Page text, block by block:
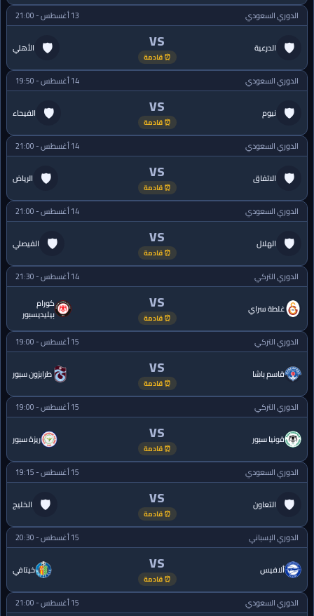
الدوري السعودي 13 أغسطس - 21:00
🛡 الدرعية VS
⏰ قادمة
الأهلي 🛡
الدوري السعودي 14 أغسطس - 19:50
🛡 نيوم VS
⏰ قادمة
الفيحاء 🛡
الدوري السعودي 14 أغسطس - 21:00
🛡 الاتفاق VS
⏰ قادمة
الرياض 🛡
الدوري السعودي 14 أغسطس - 21:00
🛡 الهلال VS
⏰ قادمة
الفيصلي 🛡
الدوري التركي 14 أغسطس - 21:30
غلطة سراي VS
⏰ قادمة
كورام
بيليديسبور
الدوري التركي
15 أغسطس - 19:00
قاسم باشا VS
⏰ قادمة
طرابزون سبور
الدوري التركي 15 أغسطس - 19:00
قونيا سبور VS
⏰ قادمة
ريزة سبور
الدوري السعودي 15 أغسطس - 19:15
🛡 التعاون VS
⏰ قادمة
الخليج 🛡
الدوري الإسباني 15 أغسطس - 20:30
ألافيس VS
⏰ قادمة
خيتافي
الدوري السعودي 15 أغسطس - 21:00